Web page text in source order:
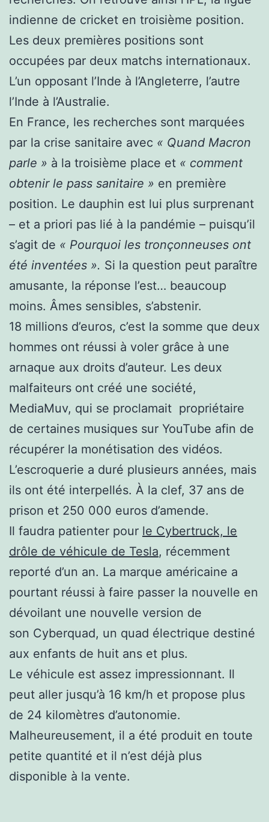
indienne de cricket en troisième position.
Les deux premières positions sont
occupées par deux matchs internationaux.
L’un opposant l’Inde à l’Angleterre, l’autre
l’Inde à l’Australie.
En France, les recherches sont marquées
par la crise sanitaire avec « Quand Macron
parle » à la troisième place et « comment
obtenir le pass sanitaire » en première
position. Le dauphin est lui plus surprenant
– et a priori pas lié à la pandémie – puisqu’il
s’agit de « Pourquoi les tronçonneuses ont
été inventées ». Si la question peut paraître
amusante, la réponse l’est… beaucoup
moins. Âmes sensibles, s’abstenir.
18 millions d’euros, c’est la somme que deux
hommes ont réussi à voler grâce à une
arnaque aux droits d’auteur. Les deux
malfaiteurs ont créé une société,
MediaMuv, qui se proclamait propriétaire
de certaines musiques sur YouTube afin de
récupérer la monétisation des vidéos.
L’escroquerie a duré plusieurs années, mais
ils ont été interpellés. À la clef, 37 ans de
prison et 250 000 euros d’amende.
Il faudra patienter pour le Cybertruck, le
drôle de véhicule de Tesla, récemment
reporté d’un an. La marque américaine a
pourtant réussi à faire passer la nouvelle en
dévoilant une nouvelle version de
son Cyberquad, un quad électrique destiné
aux enfants de huit ans et plus.
Le véhicule est assez impressionnant. Il
peut aller jusqu’à 16 km/h et propose plus
de 24 kilomètres d’autonomie.
Malheureusement, il a été produit en toute
petite quantité et il n’est déjà plus
disponible à la vente.